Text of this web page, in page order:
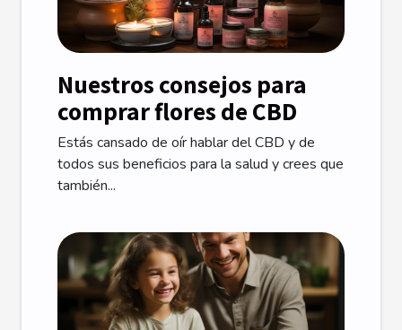
Nuestros consejos para
comprar flores de CBD
Estás cansado de oír hablar del CBD y de
todos sus beneficios para la salud y crees que
también...